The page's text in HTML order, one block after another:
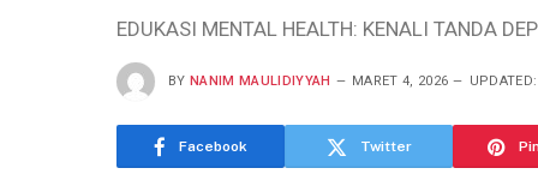
EDUKASI MENTAL HEALTH: KENALI TANDA
BY NANIM MAULIDIYYAH MARET 4, 2026 UPDATED:
Facebook Twitter